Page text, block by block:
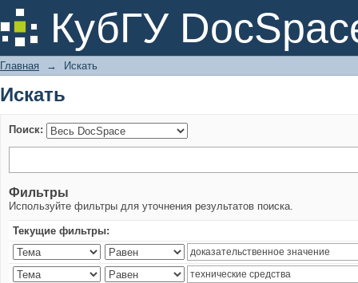
КубГУ
Искать
Главная → Искать
Искать
Поиск:
Фильтры
Используйте фильтры для уточнения результатов поиска.
Текущие фильтры: